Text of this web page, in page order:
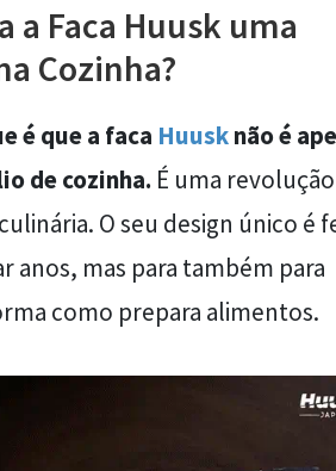
a Faca Huusk uma
Cozinha?
é que a faca Huusknão é
de cozinha. É uma
O seu design único é
anos, mas para também para
como prepara alimentos.